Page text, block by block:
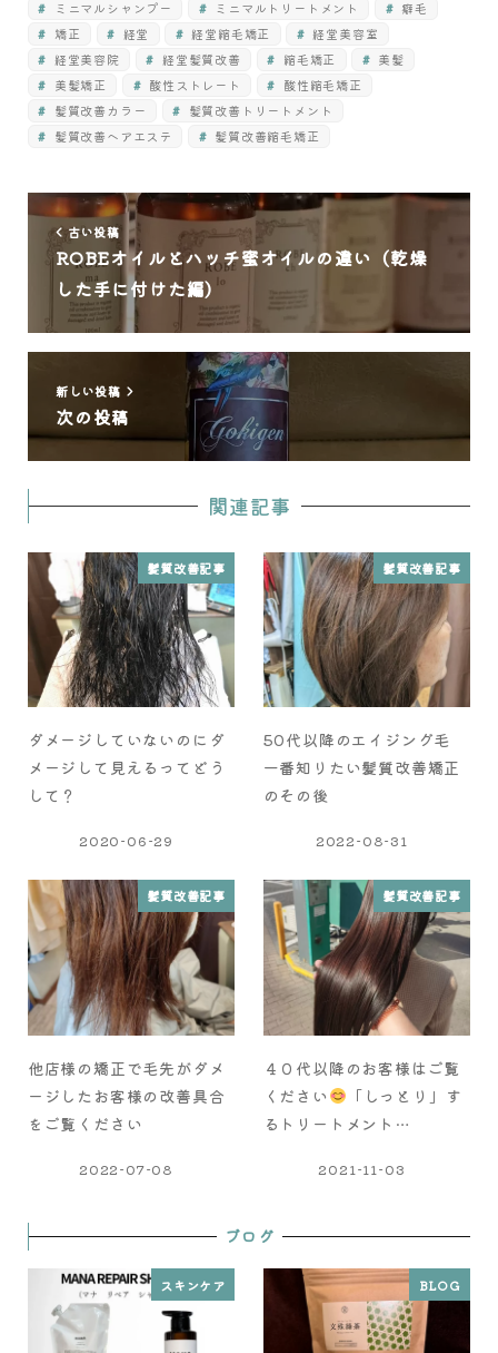
ミニマルシャンプー
ミニマルトリートメント
癖毛
矯正
経堂 経堂縮毛矯正
経堂美容室
経堂美容院
経堂髪質改善 縮毛矯正
美髪
美髪矯正
酸性ストレート
酸性縮毛矯正
髪質改善カラー
髪質改善トリートメント
髪質改善ヘアエステ
髪質改善縮毛矯正
古い投稿
ROBEオイルとハッチ蜜オイルの違い（乾燥
した手に付けた編）
新しい投稿
次の投稿
関連記事
髪質改善記事
ダメージしていないのにダ
メージして見えるってどう
して？
2020-06-29
髪質改善記事
50代以降のエイジング毛
一番知りたい髪質改善矯正
のその後
2022-08-31
髪質改善記事
他店様の矯正で毛先がダメ
ージしたお客様の改善具合
をご覧ください
2022-07-08
髪質改善記事
４０代以降のお客様はご覧
ください
「しっとり」す
るトリートメント…
2021-11-03
ブログ
スキンケア BLOG